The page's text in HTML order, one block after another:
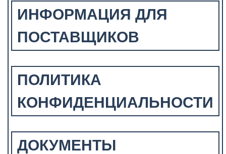
ИНФОРМАЦИЯ ДЛЯ
ПОСТАВЩИКОВ
ПОЛИТИКА
КОНФИДЕНЦИАЛЬНОСТИ
ДОКУМЕНТЫ